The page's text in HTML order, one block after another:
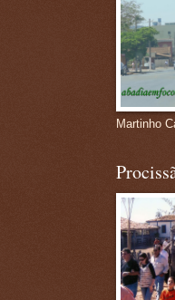
Martinho